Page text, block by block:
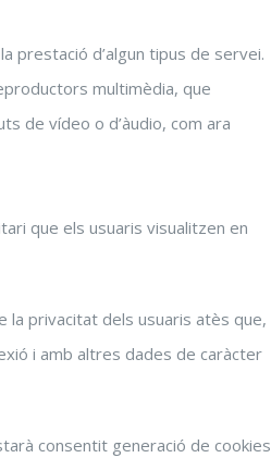
prestació d’algun tipus de servei.
multimèdia, que
de vídeo o d’àudio, com ara
que els usuaris visualitzen en
la privacitat dels usuaris atès que,
i amb altres dades de caràcter
consentit generació de cookies